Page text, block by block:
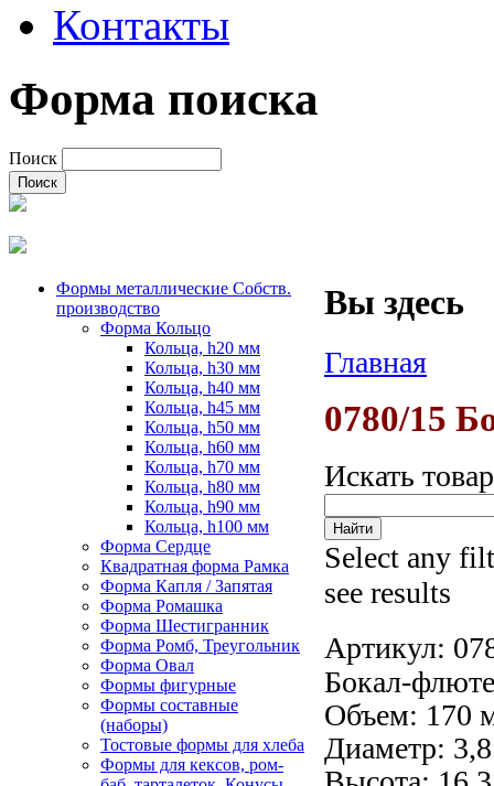
Контакты
Форма поиска
Поиск
Формы металлические Собств.
производство
Форма Кольцо
Кольца, h20 мм
Кольца, h30 мм
Кольца, h40 мм
Кольца, h45 мм
Кольца, h50 мм
Кольца, h60 мм
Кольца, h70 мм
Кольца, h80 мм
Кольца, h90 мм
Кольца, h100 мм
Форма Сердце
Квадратная форма Рамка
Форма Капля / Запятая
Форма Ромашка
Форма Шестигранник
Форма Ромб, Треугольник
Форма Овал
Формы фигурные
Формы составные
(наборы)
Тостовые формы для хлеба
Формы для кексов, ром-
Вы здесь
Главная
0780/15
Искать
Select any
see results
Артикул:
Бокал-
Объем: 170
Диаметр: